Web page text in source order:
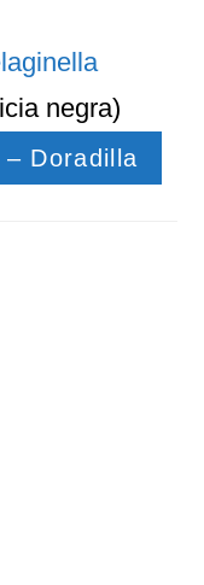
negra)
Doradilla